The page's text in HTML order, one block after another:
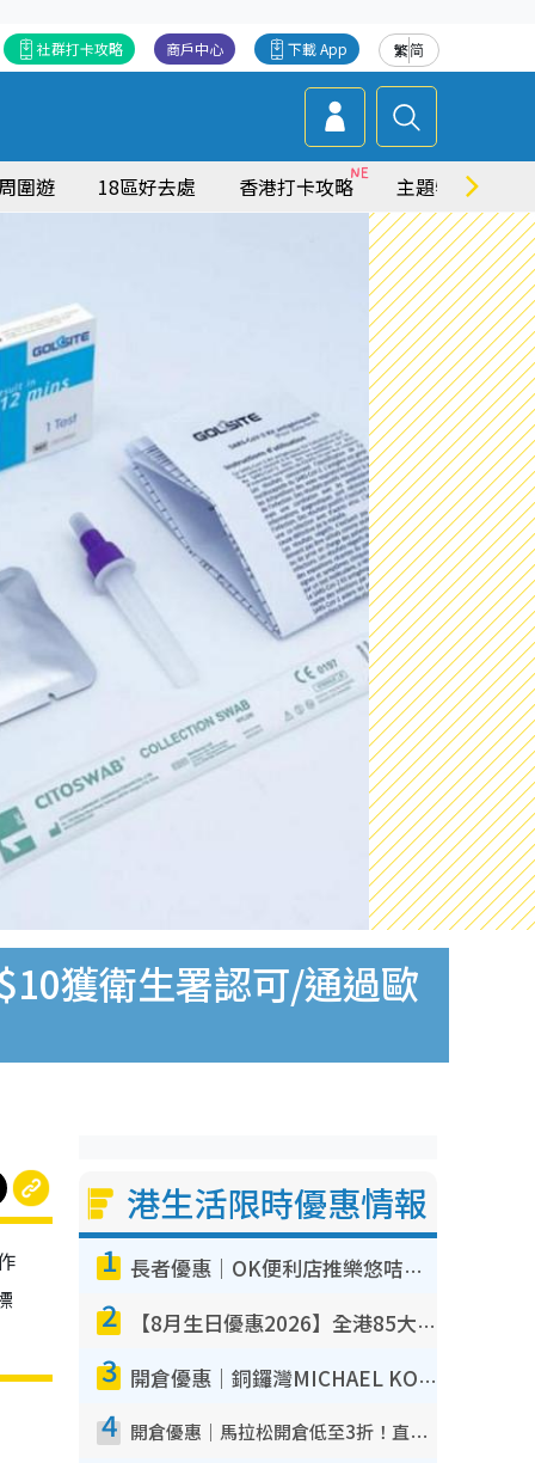
繁简
下載 App
商戶中心
社群打卡攻略
圍遊 18區好去處 香港打卡攻略 主題特集
獲衛生署認可/通過歐
港生活限時優惠情報
1 長者優惠｜OK便利店推樂悠咭優惠！買麵包/牛奶/保健品拍卡即減
2 【8月生日優惠2026】全港85大食買玩著數攻略 自助餐/火鍋放題同行免費＋誠品/DONKI送現金券
3 開倉優惠｜銅鑼灣MICHAEL KORS開倉低至17折！直擊$500起買手袋/銀包/鞋款 必買經典Jet Set系列
4 開倉優惠｜馬拉松開倉低至3折！直擊$99起買adidas／New Balance／Puma鞋款 STANLEY保溫杯劈價至$119起